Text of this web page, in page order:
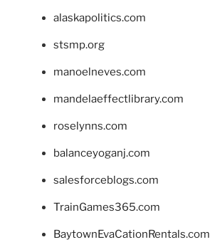
alaskapolitics.com
stsmp.org
manoelneves.com
mandelaeffectlibrary.com
roselynns.com
balanceyoganj.com
salesforceblogs.com
TrainGames365.com
BaytownEvaCationRentals.com